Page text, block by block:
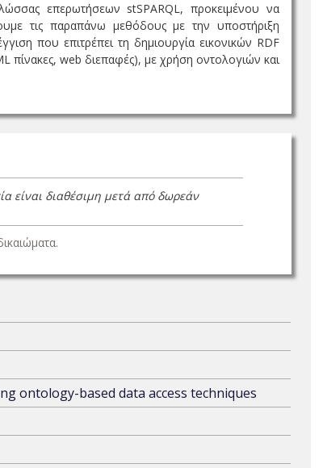
επερωτήσεων stSPARQL, προκειμένου να
τις παραπάνω μεθόδους με την υποστήριξη
που επιτρέπει τη δημιουργία εικονικών RDF
web διεπαφές), με χρήση οντολογιών και
είναι διαθέσιμη μετά από δωρεάν
ontology-based data access techniques